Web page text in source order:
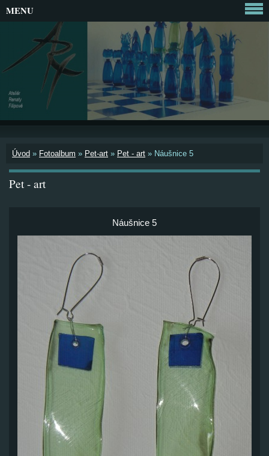
Úvod » Fotoalbum » Pet-art » Pet - art » Náušnice 5
Pet - art
Náušnice 5
MENU